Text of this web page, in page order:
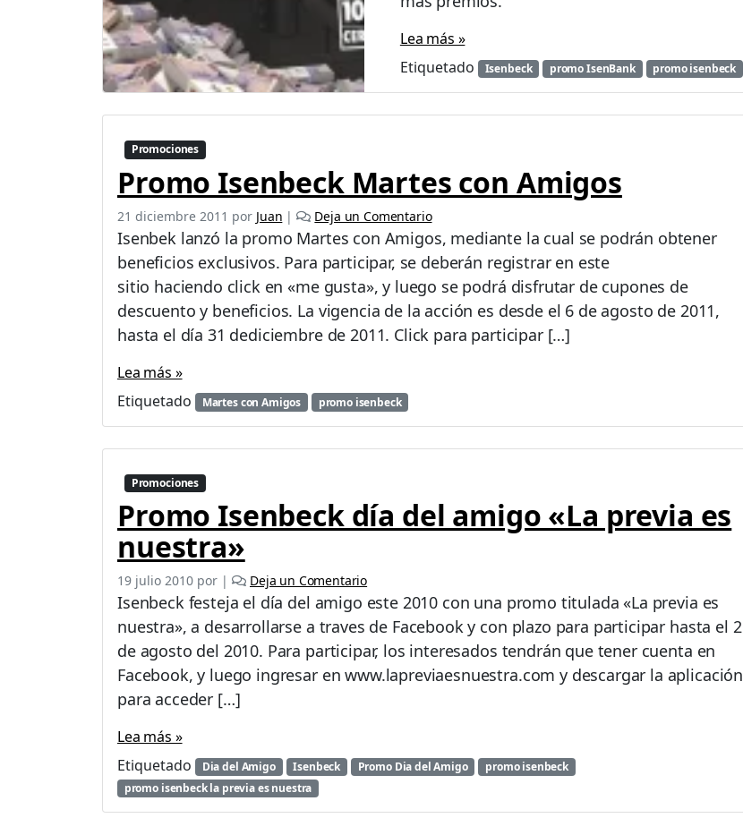
Lea más »
Etiquetado
Isenbeck promo IsenBank promo isenbeck
Promociones
Promo Isenbeck Martes con Amigos
21 diciembre 2011 por Juan | Deja un Comentario
Isenbek lanzó la promo Martes con Amigos, mediante la cual se podrán obtener
beneficios exclusivos. Para participar, se deberán registrar en este
sitio haciendo click en «me gusta», y luego se podrá disfrutar de cupones de
descuento y beneficios. La vigencia de la acción es desde el 6 de agosto de 2011,
hasta el día 31 dediciembre de 2011. Click para participar […]
Lea más »
Etiquetado
Martes con Amigos promo isenbeck
Promociones
Promo Isenbeck día del amigo «La previa es
nuestra»
19 julio 2010 por | Deja un Comentario
Isenbeck festeja el día del amigo este 2010 con una promo titulada «La previa es
nuestra», a desarrollarse a traves de Facebook y con plazo para participar hasta el 2
de agosto del 2010. Para participar, los interesados tendrán que tener cuenta en
Facebook, y luego ingresar en www.lapreviaesnuestra.com y descargar la aplicación
para acceder […]
Lea más »
Etiquetado
Dia del Amigo Isenbeck Promo Dia del Amigo
promo isenbeck
promo isenbeck la previa es nuestra